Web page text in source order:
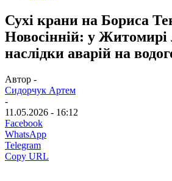
Сухі крани на Бориса
Новосінній: у Житомирі
наслідки аварій на
Автор -
Сидорчук Артем
-
11.05.2026 - 16:12
Facebook
WhatsApp
Telegram
Copy URL